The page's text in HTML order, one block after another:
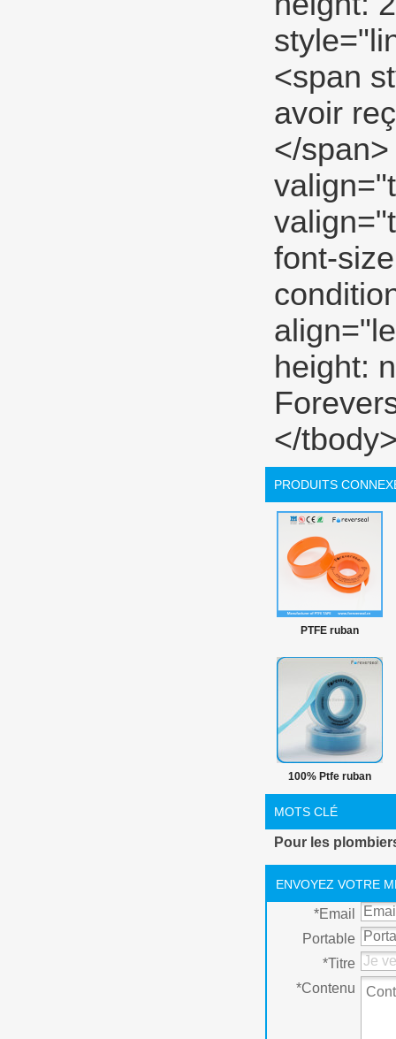
PRODUITS
PTFE ruban
hermétique fil
100% Ptfe ruban
hermétique fil
MOTS CLÉ
Pour les
ENVOYEZ VOTRE
*Email
Portable
*Titre
*Contenu